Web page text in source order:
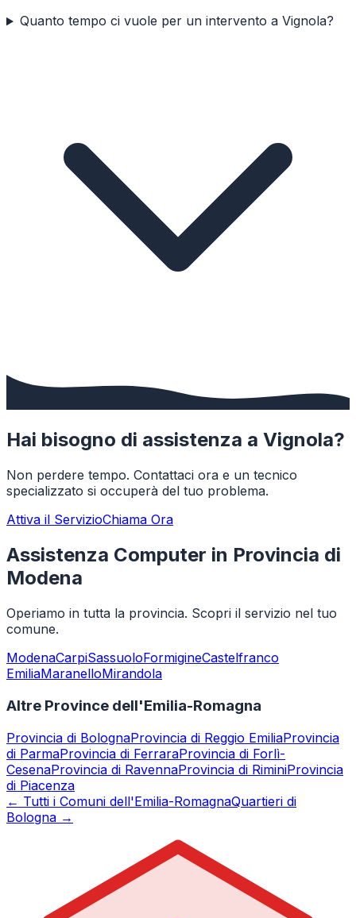
Quanto tempo ci vuole per un intervento a Vignola?
Hai bisogno di assistenza a Vignola?
Non perdere tempo. Contattaci ora e un tecnico
specializzato si occuperà del tuo problema.
Attiva il ServizioChiama Ora
Assistenza Computer in Provincia di
Modena
Operiamo in tutta la provincia. Scopri il servizio nel tuo
comune.
ModenaCarpiSassuoloFormigineCastelfranco
EmiliaMaranelloMirandola
Altre Province dell'Emilia-Romagna
Provincia di BolognaProvincia di Reggio EmiliaProvincia
di ParmaProvincia di FerraraProvincia di Forlì-
CesenaProvincia di RavennaProvincia di RiminiProvincia
di Piacenza
← Tutti i Comuni dell'Emilia-RomagnaQuartieri di
Bologna →